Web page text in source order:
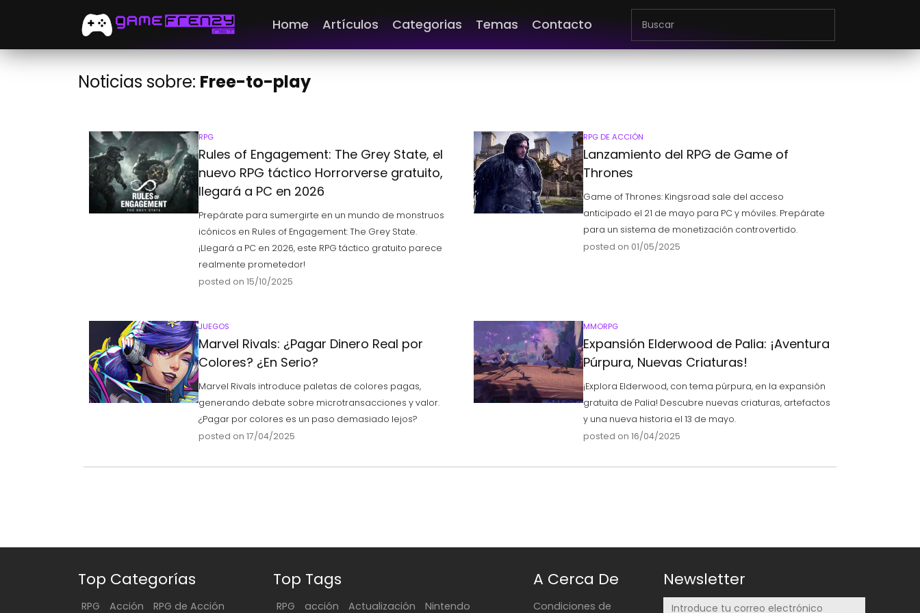
Home Artículos Categorias Temas Contacto
Noticias sobre: Free-to-play
RPG
Rules of Engagement: The Grey State, el
nuevo RPG táctico Horrorverse gratuito,
llegará a PC en 2026
Prepárate para sumergirte en un mundo de monstruos
icónicos en Rules of Engagement: The Grey State.
¡Llegará a PC en 2026, este RPG táctico gratuito parece
realmente prometedor!
posted on 15/10/2025
RPG DE ACCIÓN
Lanzamiento del RPG de Game of
Thrones
Game of Thrones: Kingsroad sale del acceso
anticipado el 21 de mayo para PC y móviles. Prepárate
para un sistema de monetización controvertido.
posted on 01/05/2025
JUEGOS
Marvel Rivals: ¿Pagar Dinero Real por
Colores? ¿En Serio?
Marvel Rivals introduce paletas de colores pagas,
generando debate sobre microtransacciones y valor.
¿Pagar por colores es un paso demasiado lejos?
posted on 17/04/2025
MMORPG
Expansión Elderwood de Palia: ¡Aventura
Púrpura, Nuevas Criaturas!
¡Explora Elderwood, con tema púrpura, en la expansión
gratuita de Palia! Descubre nuevas criaturas, artefactos
y una nueva historia el 13 de mayo.
posted on 16/04/2025
Top Categorías
RPG Acción RPG de Acción
Top Tags
RPG acción Actualización Nintendo
A Cerca De
Condiciones de
Newsletter